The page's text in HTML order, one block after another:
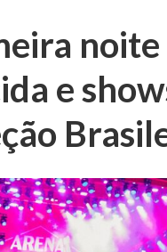
noite
e